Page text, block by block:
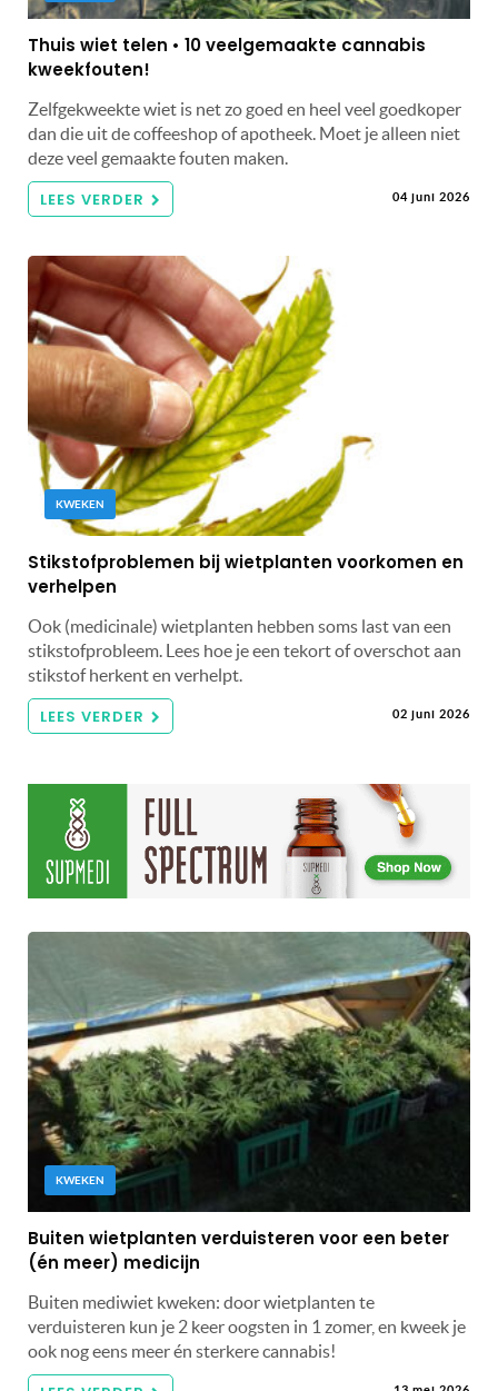
Thuis wiet telen • 10 veelgemaakte cannabis
kweekfouten!
Zelfgekweekte wiet is net zo goed en heel veel goedkoper
dan die uit de coffeeshop of apotheek. Moet je alleen niet
deze veel gemaakte fouten maken.
LEES VERDER 04 juni 2026
KWEKEN
Stikstofproblemen bij wietplanten voorkomen en
verhelpen
Ook (medicinale) wietplanten hebben soms last van een
stikstofprobleem. Lees hoe je een tekort of overschot aan
stikstof herkent en verhelpt.
LEES VERDER 02 juni 2026
KWEKEN
Buiten wietplanten verduisteren voor een beter
(én meer) medicijn
Buiten mediwiet kweken: door wietplanten te
verduisteren kun je 2 keer oogsten in 1 zomer, en kweek je
ook nog eens meer én sterkere cannabis!